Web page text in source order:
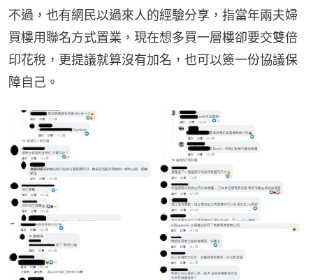
不過，也有網民以過來人的經驗分享，指當年兩夫婦
買樓用聯名方式置業，現在想多買一層樓卻要交雙倍
印花稅，更提議就算沒有加名，也可以簽一份協議保
障自己。